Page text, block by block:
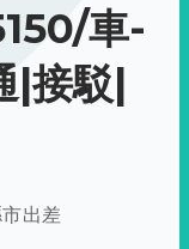
車-
|接駁|
出差